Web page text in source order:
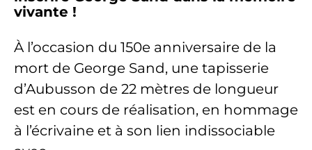
vivante !
À l’occasion du 150e anniversaire de la
mort de George Sand, une tapisserie
d’Aubusson de 22 mètres de longueur
est en cours de réalisation, en hommage
à l’écrivaine et à son lien indissociable